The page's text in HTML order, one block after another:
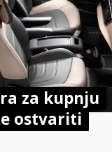
za kupnju
ostvariti